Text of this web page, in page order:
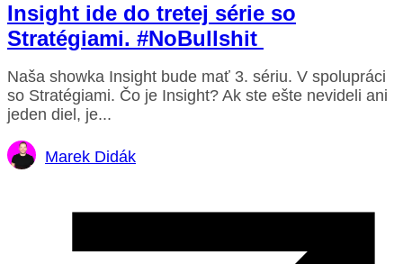
Insight ide do tretej série so
Stratégiami. #NoBullshit
Naša showka Insight bude mať 3. sériu. V spolupráci
so Stratégiami. Čo je Insight? Ak ste ešte nevideli ani
jeden diel, je...
Marek Didák